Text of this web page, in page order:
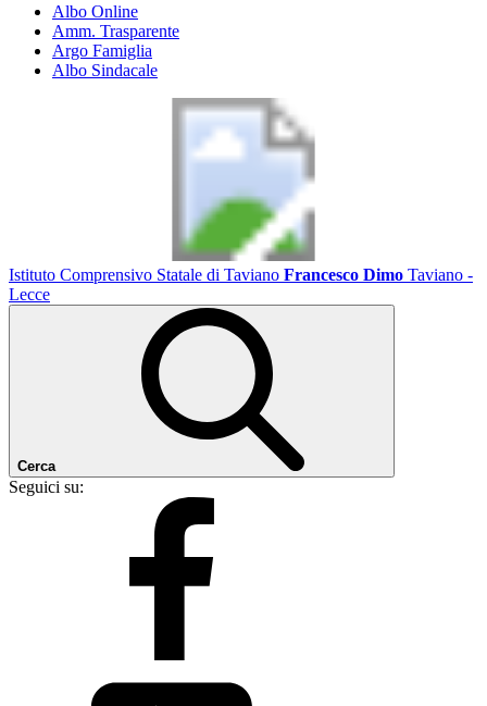
Albo Online
Amm. Trasparente
Argo Famiglia
Albo Sindacale
Istituto Comprensivo Statale di Taviano Francesco Dimo Taviano -
Lecce
Cerca
Seguici su: